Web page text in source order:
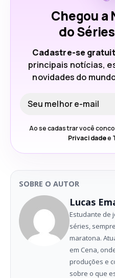
Chegou a
do
Cadastre-se
principais notícias,
novidades do
Seu e-mail
Ao se cadastrar você
Privacidadee
SOBRE O AUTOR
Lucas
Estudante de
séries,
maratona.
em Cena,
produções e
sobre o que